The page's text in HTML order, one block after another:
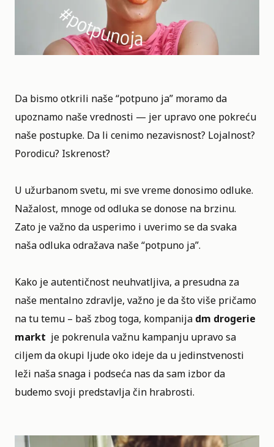
Da bismo otkrili naše “potpuno ja” moramo da
upoznamo naše vrednosti — jer upravo one pokreću
naše postupke. Da li cenimo nezavisnost? Lojalnost?
Porodicu? Iskrenost?
U užurbanom svetu, mi sve vreme donosimo odluke.
Nažalost, mnoge od odluka se donose na brzinu.
Zato je važno da usperimo i uverimo se da svaka
naša odluka odražava naše “potpuno ja”.
Kako je autentičnost neuhvatljiva, a presudna za
naše mentalno zdravlje, važno je da što više pričamo
na tu temu – baš zbog toga, kompanija dm drogerie
markt je pokrenula važnu kampanju upravo sa
ciljem da okupi ljude oko ideje da u jedinstvenosti
leži naša snaga i podseća nas da sam izbor da
budemo svoji predstavlja čin hrabrosti.